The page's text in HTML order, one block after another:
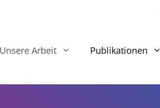
Unsere Arbeit Publikationen